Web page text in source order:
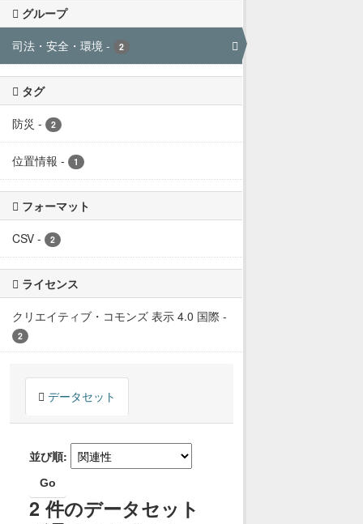
グループ
司法・安全・環境 - 2
タグ
防災 - 2
位置情報 - 1
フォーマット
CSV - 2
ライセンス
クリエイティブ・コモンズ 表示 4.0 国際 -
2
データセット
並び順
Go
2 件のデータセット